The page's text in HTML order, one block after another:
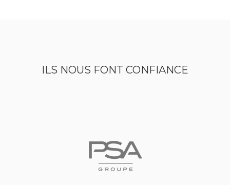
ILS NOUS FONT CONFIANCE